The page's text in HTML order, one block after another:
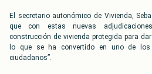
El secretario autonómico de Vivienda,
que con estas nuevas
construcción de vivienda protegida para
lo que se ha convertido en uno de los
ciudadanos”.